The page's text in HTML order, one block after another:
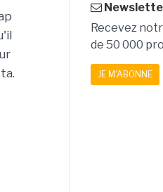
Recevez
de 50 000
JE M'ABONNE